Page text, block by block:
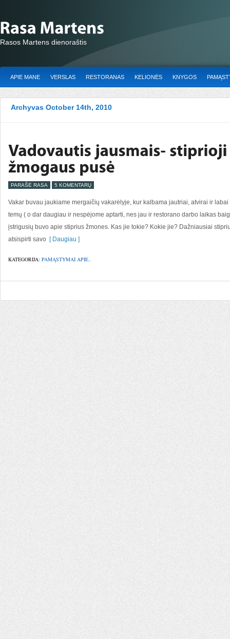
Rasos Martens dienoraštis
APIE MANE VERSLAS RESTORANAS KELIONĖS KNYGOS
Archyvas October 14th, 2010
PARAŠĖ RASA 5 KOMENTARŲ
Vakar buvau jaukiame mergaičių vakarėlyje, kur kalbama jautriai, atvirai ir
temų ( o dar daugiau ir nespėjome aptarti, nes jau ir restorano darbo laikas
įstrigusių buvo apie stiprius žmones. Kas jie tokie? Kokie jie? Dažniausiai
atsispirti savo [ Daugiau ]
KATEGORIJA: PAMĄSTYMAI APIE..